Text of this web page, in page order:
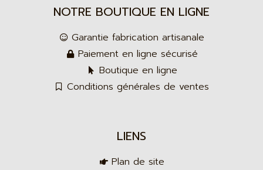
NOTRE BOUTIQUE EN LIGNE
Garantie fabrication artisanale
Paiement en ligne sécurisé
Boutique en ligne
Conditions générales de ventes
LIENS
Plan de site